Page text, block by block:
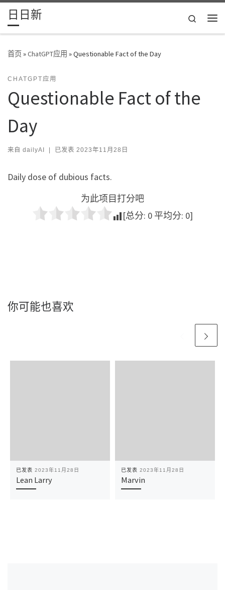
Skip to content
日日新
Search
首页»ChatGPT应用 »Questionable Fact of the Day
CHATGPT应用
Questionable Fact of the
Day
来自 dailyAI | 已发表 2023年11月28日
Daily dose of dubious facts.
为此项目打分吧
[总分: 0 平均分: 0]
你可能也喜欢
已发表 2023年11月28日
Lean Larry
已发表 2023年11月28日
Marvin